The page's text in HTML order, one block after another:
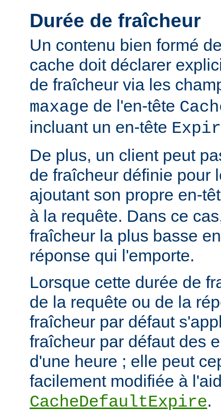
Durée de fraîcheur
Un contenu bien formé
cache doit déclarer
de fraîcheur via les
maxage de l'en-tête
incluant un en-tête
De plus, un client peut
de fraîcheur définie pour
ajoutant son propre en-
à la requête. Dans ce
fraîcheur la plus basse
réponse qui l'emporte.
Lorsque cette durée de
de la requête ou de la
fraîcheur par défaut
fraîcheur par défaut des
d'une heure ; elle peut
facilement modifiée à
CacheDefaultExpire.